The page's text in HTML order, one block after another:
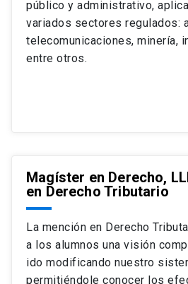
Si optas por la modalidad
El LLM UC Full Time es una
destinado principalmente a
necesidades y expectativas
completamente al programa o
estudio intenso y exigente, con
laboral, de marzo a noviembre,
completamente a la actividad
diciembre a marzo.
2 cursos mínimos (10
semestre
Juan Ignacio Piña Rochefort
Director Magíster en Derecho,
público y administrativo,
variados sectores regulados:
telecomunicaciones, minería,
entre otros.
Magíster en Derecho,
en Derecho Tributario
La mención en Derecho
a los alumnos una visión
ido modificando nuestro
permitiéndole conocer los